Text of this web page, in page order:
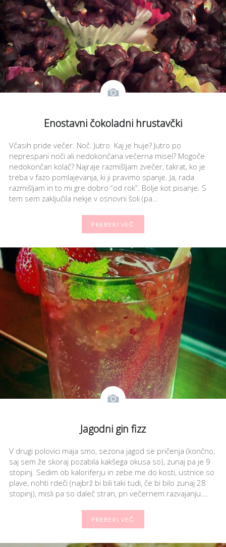
Enostavni čokoladni hrustavčki
Včasih pride večer. Noč. Jutro. Kaj je huje? Jutro po
neprespani noči ali nedokončana večerna misel? Mogoče
nedokončan kolač? Najraje razmišljam zvečer, takrat, ko je
treba v fazo pomlajevanja, ki ji pravimo spanje. Ja, rada
razmišljam in to mi gre dobro “od rok”. Bolje kot pisanje. S
tem sem zaključila nekje v osnovni šoli (pa…
PREBERI VEČ
Jagodni gin fizz
V drugi polovici maja smo, sezona jagod se pričenja (končno,
saj sem že skoraj pozabila kakšega okusa so), zunaj pa je 9
stopinj. Sedim ob kaloriferju in zebe me do kosti, ustnice so
plave, nohti rdeči (najbrž bi bili taki tudi, če bi bilo zunaj 28
stopinj), misli pa so daleč stran, pri večernem razvajanju….
PREBERI VEČ